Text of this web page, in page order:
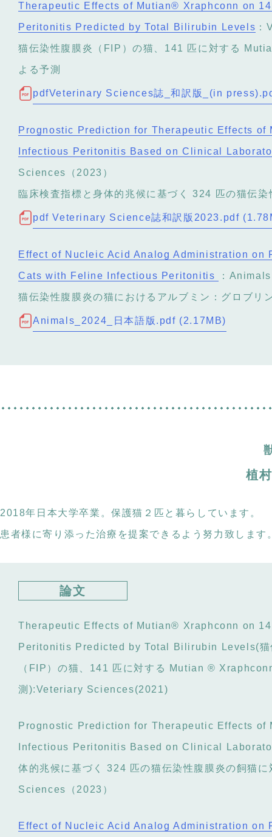
Therapeutic Effects of Mutian® Xraphconn on
Peritonitis Predicted by Total Bilirubin Levels
猫伝染性腹膜炎（FIP）の猫、141 匹に対する
よる予測
pdfVeterinary Sciences誌_和訳版_(in
Prognostic Prediction for Therapeutic Effects
Infectious Peritonitis Based on Clinical
Sciences（2023）
臨床検査指標と身体的兆候に基づく 324 匹の猫伝
pdf Veterinary Science誌和訳版2023.pdf
Effect of Nucleic Acid Analog Administration
Cats with Feline Infectious Peritonitis ：
猫伝染性腹膜炎の猫におけるアルブミン：グロブリ
Animals_2024_日本語版.pdf (2.17MB)
植
2018年日本大学卒業。保護猫２匹と暮らしています。
患者様に寄り添った治療を提案できるよう努力致します
論文
Therapeutic Effects of Mutian® Xraphconn on
Peritonitis Predicted by Total Bilirubin Levels(猫
（FIP）の猫、141 匹に対する Mutian ®
測):Veteriary Sciences(2021)
Prognostic Prediction for Therapeutic Effects
Infectious Peritonitis Based on Clinical
体的兆候に基づく 324 匹の猫伝染性腹膜炎の飼猫
Sciences（2023）
Effect of Nucleic Acid Analog Administration